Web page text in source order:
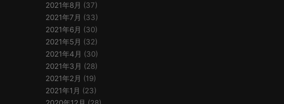
2021年8月 (37)
2021年7月 (33)
2021年6月 (30)
2021年5月 (32)
2021年4月 (30)
2021年3月 (28)
2021年2月 (19)
2021年1月 (23)